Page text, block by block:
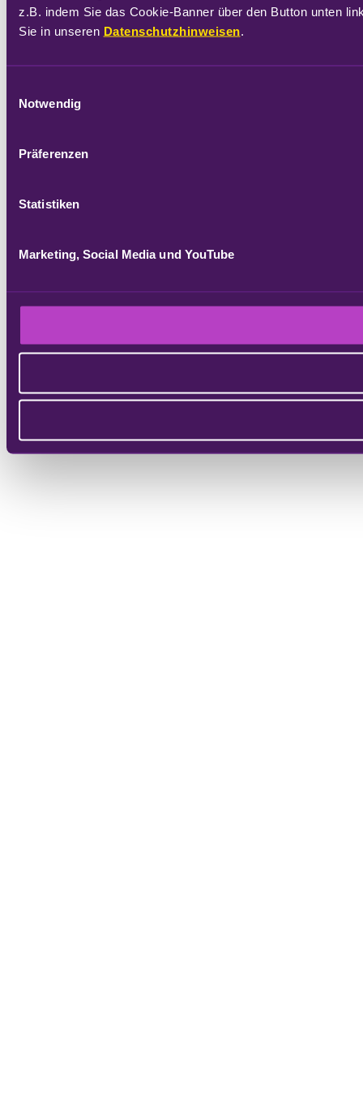
z.B. indem Sie das Cookie-Banner über den Button unten
Sie in unseren Datenschutzhinweisen.
Notwendig
Präferenzen
Statistiken
Marketing, Social Media und YouTube